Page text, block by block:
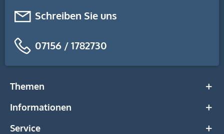
Schreiben Sie uns
07156 / 1782730
Themen
Informationen
Service